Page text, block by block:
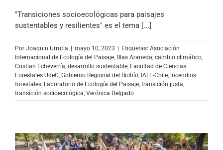
Archivo Sonoro
"Transiciones socioecológicas para paisajes
sustentables y resilientes" es el tema [...]
Por Joaquin Urrutia | mayo 10, 2023 | Etiquetas: Asociación
Internacional de Ecología del Paisaje Blas Araneda cambio climático
Cristian Echeverría desarrollo sustentable Facultad de Ciencias
Forestales UdeC Gobierno Regional del Biobío IALE-Chile incendios
forestales Laboratorio de Ecología del Paisaje transición justa
transición socioecológica Verónica Delgado